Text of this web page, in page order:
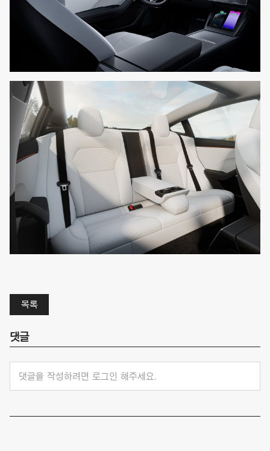
목록
댓글
댓글을 작성하려면 로그인 해주세요.